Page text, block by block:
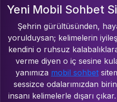
Yeni Mobil Sohbet
Şehrin gürültüsünden,
yorulduysan; kelimelerin
kendini o ruhsuz
verme diyen o iç sesine
yanımıza mobil sohbet
sessizce odalarımızdan
insanı kelimelerle dışarı